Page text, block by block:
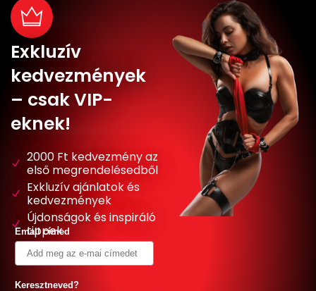
Exkluzív
kedvezmények
– csak VIP-
eknek!
2000 Ft kedvezmény az
első megrendelésedből
Exkluzív ajánlatok és
kedvezmények
Újdonságok és inspiráló
tippek
Email címed
Keresztneved?